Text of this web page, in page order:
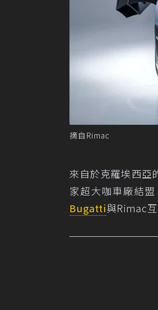
摘自Rimac
來自於克羅埃西亞
家超大咖車廠結
Bugatti與Rimac